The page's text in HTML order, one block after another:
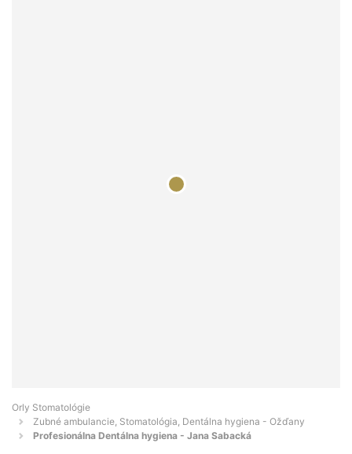
Orly Stomatológie
Zubné ambulancie, Stomatológia, Dentálna hygiena - Ožďany
Profesionálna Dentálna hygiena - Jana Sabacká